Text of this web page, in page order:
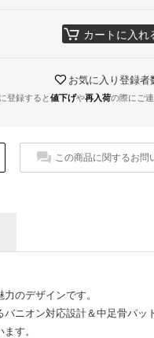
カートに入れ
お気に入り登録者
登録すると値下げや再入荷の際にご
この商品に関するお問
のデザインです。
ニオン対応設計＆中足骨パッ
す。